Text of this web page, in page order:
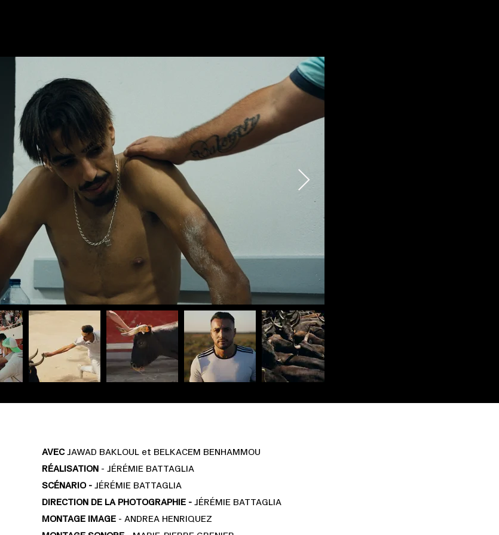
AVECJAWAD BAKLOUL et BELKACEM BENHAMMOU
RÉALISATION - JÉRÉMIE BATTAGLIA
SCÉNARIO - JÉRÉMIE BATTAGLIA
DIRECTION DE LA PHOTOGRAPHIE - JÉRÉMIE BATTAGLIA
MONTAGE IMAGE - ANDREA HENRIQUEZ